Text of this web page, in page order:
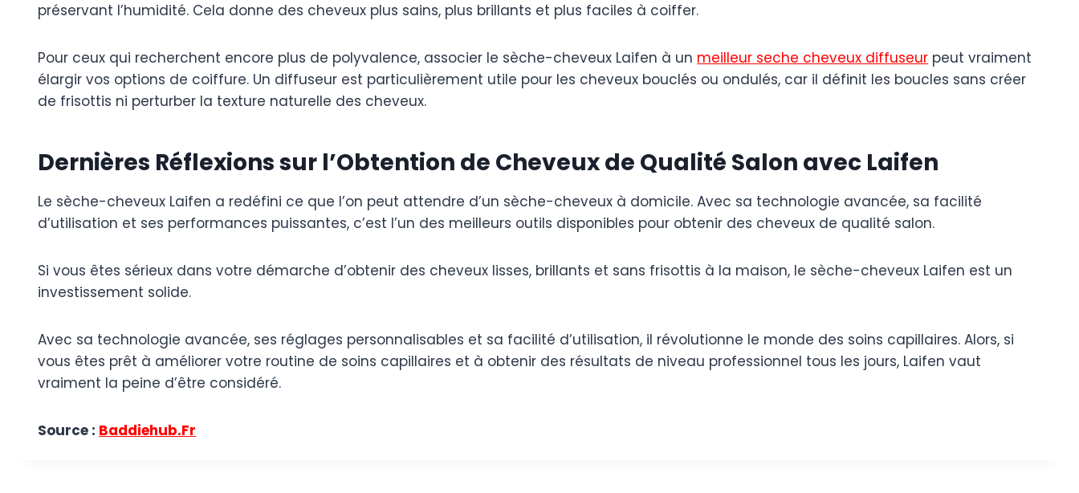
préservant l’humidité. Cela donne des cheveux plus sains, plus brillants et plus faciles à coiffer.
Pour ceux qui recherchent encore plus de polyvalence, associer le sèche-cheveux Laifen à un meilleur seche cheveux diffuseur peut vraiment
élargir vos options de coiffure. Un diffuseur est particulièrement utile pour les cheveux bouclés ou ondulés, car il définit les boucles sans créer
de frisottis ni perturber la texture naturelle des cheveux.
Dernières Réflexions sur l’Obtention de Cheveux de Qualité Salon avec Laifen
Le sèche-cheveux Laifen a redéfini ce que l’on peut attendre d’un sèche-cheveux à domicile. Avec sa technologie avancée, sa facilité
d’utilisation et ses performances puissantes, c’est l’un des meilleurs outils disponibles pour obtenir des cheveux de qualité salon.
Si vous êtes sérieux dans votre démarche d’obtenir des cheveux lisses, brillants et sans frisottis à la maison, le sèche-cheveux Laifen est un
investissement solide.
Avec sa technologie avancée, ses réglages personnalisables et sa facilité d’utilisation, il révolutionne le monde des soins capillaires. Alors, si
vous êtes prêt à améliorer votre routine de soins capillaires et à obtenir des résultats de niveau professionnel tous les jours, Laifen vaut
vraiment la peine d’être considéré.
Source : Baddiehub.Fr